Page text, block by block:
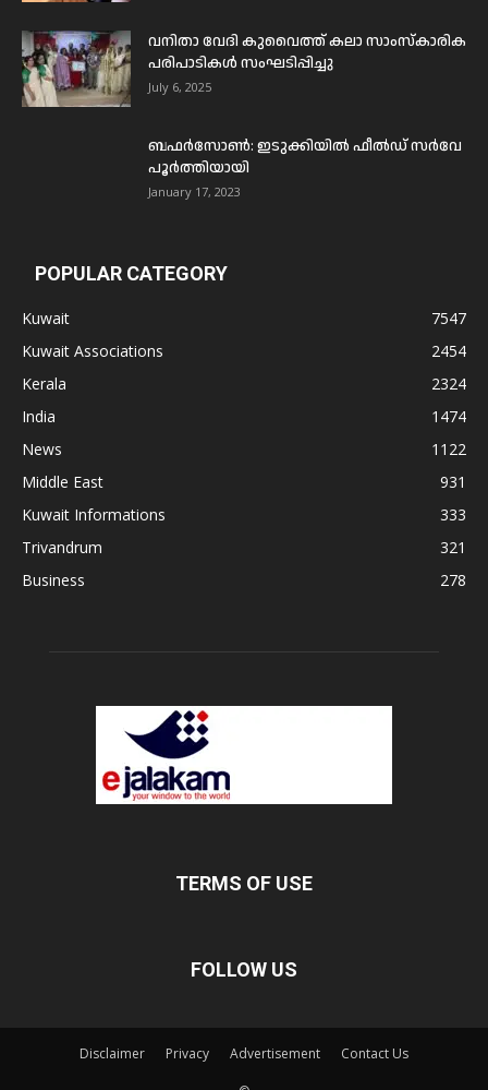
വനിതാ വേദി കുവൈത്ത് കലാ സാംസ്കാരിക
പരിപാടികൾ സംഘടിപ്പിച്ചു
July 6, 2025
ബഫര്‍സോണ്‍: ഇടുക്കിയില്‍ ഫീല്‍ഡ് സര്‍വേ
പൂര്‍ത്തിയായി
January 17, 2023
POPULAR CATEGORY
Kuwait
7547
Kuwait Associations
2454
Kerala
2324
India
1474
News
1122
Middle East
931
Kuwait Informations
333
Trivandrum
321
Business
278
TERMS OF USE
FOLLOW US
Disclaimer Privacy Advertisement Contact Us